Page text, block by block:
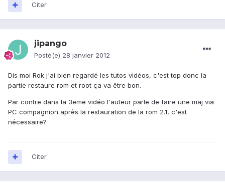
Citer
jipango
Posté(e) 28 janvier 2012
Dis moi Rok j'ai bien regardé les tutos vidéos, c'est top donc la
partie restaure rom et root ça va être bon.
Par contre dans la 3eme vidéo l'auteur parle de faire une maj via
PC compagnion après la restauration de la rom 2.1, c'est
nécessaire?
Citer